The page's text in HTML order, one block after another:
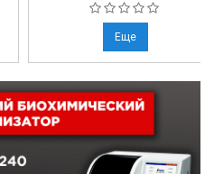
Еще